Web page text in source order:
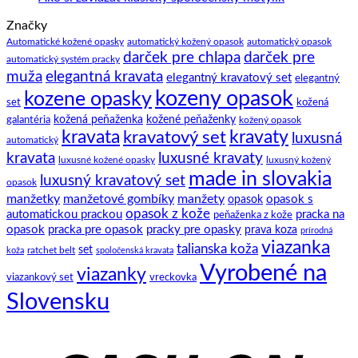
ako
na
to.
manžety
a
ich
história
Ako
si
zaviazať
klasický
spoločenský
motýlik
Značky
Automatické kožené opasky automatický kožený opasok automatický opasok
automatický systém pracky darček pre chlapa darček pre
muža elegantná kravata elegantný kravatový set elegantný
set kozene opasky kozeny opasok kožená
galantéria kožená peňaženka kožené peňaženky kožený opasok
automatický kravata kravatový set kravaty luxusná
kravata luxusné kožené opasky luxusné kravaty luxusný kožený
opasok luxusný kravatový set made in slovakia
manžetky manžetové gombíky manžety opasok opasok s
automatickou prackou opasok z kože peňaženka z kože pracka na
opasok pracka pre opasok pracky pre opasky prava koza prírodná
koža ratchet belt set spoločenská kravata talianska koža viazanka
viazankový set viazanky vreckovka Vyrobené na
Slovensku